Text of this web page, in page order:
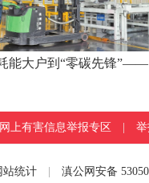
能大户到“零碳先锋”——
上有害信息举报专区 举
站统计 滇公网安备